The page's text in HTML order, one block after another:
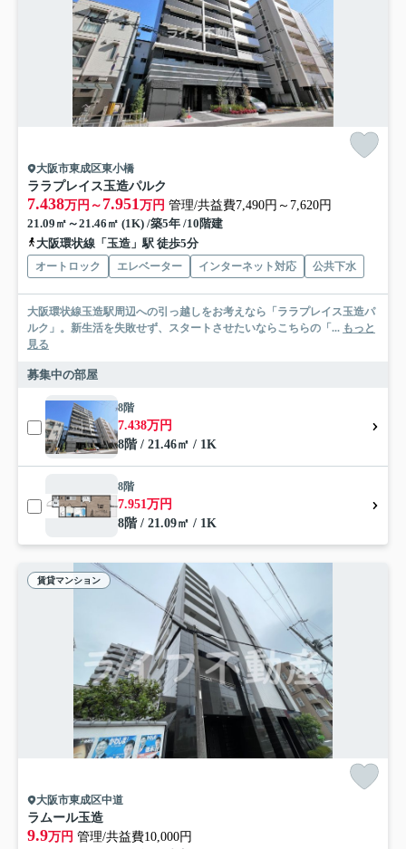
大阪市東成区東小橋
ララプレイス玉造パルク
7.438万円～ 7.951万円 管理/共益費7,490円～7,620円
21.09㎡～21.46㎡ (1K) /築5年 /10階建
大阪環状線「玉造」駅 徒歩5分
オートロック エレベーター インターネット対応 公共下水
大阪環状線玉造駅周辺への引っ越しをお考えなら「ララプレイス玉造パ
ルク」。新生活を失敗せず、スタートさせたいならこちらの「... もっと
見る
募集中の部屋
8階
7.438万円
8階 / 21.46㎡ / 1K
8階
7.951万円
8階 / 21.09㎡ / 1K
賃貸マンション
大阪市東成区中道
ラムール玉造
9.9万円 管理/共益費10,000円